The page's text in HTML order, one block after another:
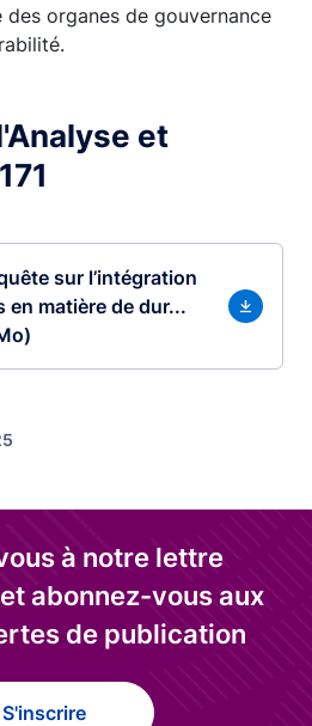
des organes de gouvernance
et
sur l’intégration
en matière de dur...
à notre lettre
abonnez-vous aux
de publication
S'inscrire